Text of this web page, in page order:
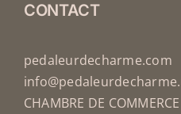
CONTACT
pedaleurdecharme.com
CHAMBRE DE